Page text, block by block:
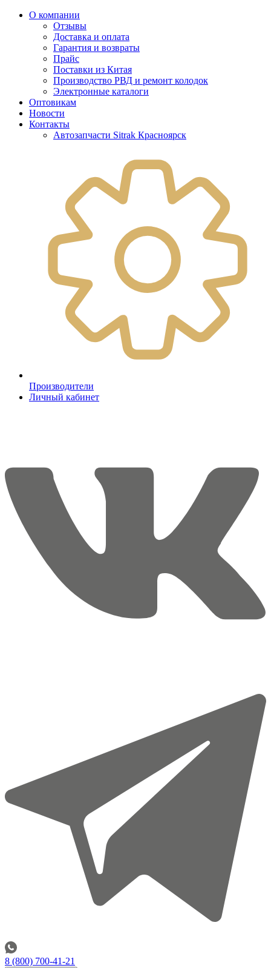
О компании
Отзывы
Доставка и оплата
Гарантия и возвраты
Прайс
Поставки из Китая
Производство РВД и ремонт колодок
Электронные каталоги
Оптовикам
Новости
Контакты
Автозапчасти Sitrak Красноярск
Производители
Личный кабинет
8 (800) 700-41-21